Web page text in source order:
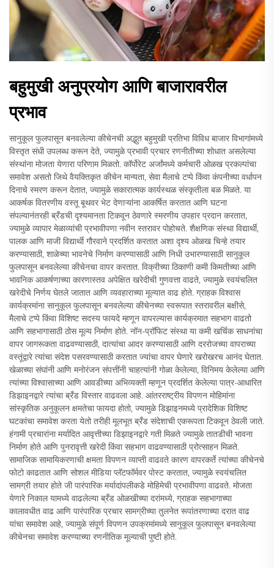
बहुमुखी अनुप्रयोग आणि बाजारावरील
प्रभाव
सानुकूल फुलपासून बनवलेल्या कीचेनची अद्भुत बहुमुखी प्रतिभा विविध बाजार विभागांमध्ये
विस्तृत संधी उपलब्ध करून देते, ज्यामुळे प्रभावी प्रचार रणनीतीच्या शोधात असलेल्या
संस्थांना मोजता येणारा परिणाम मिळतो. कॉर्पोरेट अर्जांमध्ये कर्मचारी ओळख प्रकल्पांचा
समावेश असतो जिथे वैयक्तिकृत कीचेन मान्यता, सेवा मैलाचे टप्पे किंवा कंपनीच्या वर्धापन
दिनाचे स्मरण करून देतात, ज्यामुळे सकारात्मक कार्यस्थळ संस्कृतीला बळ मिळते. या
आकर्षक वितरणीय वस्तू बूथवर भेट देणाऱ्यांना आकर्षित करतात आणि घटना
संपल्यानंतरही ब्रँडची दृश्यमानता टिकवून ठेवणारे स्मरणीय उपहार प्रदान करतात,
ज्यामुळे व्यापार मेळाव्यांची प्रभावीपणा नवीन स्तरावर पोहोचते. शैक्षणिक संस्था विद्यार्थी,
पालक आणि माजी विद्यार्थी गौरवाने प्रदर्शित करतात अशा दृश्य ओळख चिन्हे तयार
करण्यासाठी, शाळेच्या भावनेचे निर्माण करण्यासाठी आणि निधी उभारण्यासाठी सानुकूल
फुलपासून बनवलेल्या कीचेनचा वापर करतात. विक्रीच्या ठिकाणी कमी किमतीच्या आणि
भावनिक आकर्षणाच्या कारणास्तव अपेक्षित खरेदीची गुणवत्ता वाढते, ज्यामुळे स्वयंचलित
खरेदीचे निर्णय घेतले जातात आणि व्यवहाराच्या मूल्यात वाढ होते. ग्राहक विश्वास
कार्यक्रमांना सानुकूल फुलपासून बनवलेल्या कीचेनच्या स्वरूपात स्तरावरील बक्षीसे,
मैलाचे टप्पे किंवा विशिष्ट सदस्य फायदे म्हणून वापरल्यास कार्यक्रमात सहभाग वाढतो
आणि सहभागासाठी ठोस मूल्य निर्माण होते. नॉन-प्रॉफिट संस्था या कमी खर्चिक साधनांचा
वापर जागरूकता वाढवण्यासाठी, दात्यांचा आदर करण्यासाठी आणि दररोजच्या वापराच्या
वस्तूंद्वारे त्यांचा संदेश पसरवण्यासाठी करतात ज्यांचा वापर घेणारे खरोखरच आनंद घेतात.
खेळाच्या संघांनी आणि मनोरंजन संपत्तींनी चाहत्यांनी गोळा केलेल्या, विनिमय केलेल्या आणि
त्यांच्या विश्वासाच्या आणि आवडीच्या अभिव्यक्ती म्हणून प्रदर्शित केलेल्या पात्र-आधारित
डिझाइनद्वारे त्यांचा ब्रँड विस्तार वाढवला आहे. आंतरराष्ट्रीय विपणन मोहिमांना
सांस्कृतिक अनुकूलन क्षमतेचा फायदा होतो, ज्यामुळे डिझाइनमध्ये प्रादेशिक विशिष्ट
घटकांचा समावेश करता येतो तरीही मूलभूत ब्रँड संदेशाची एकरूपता टिकवून ठेवली जाते.
हंगामी प्रचारांना मर्यादित आवृत्तीच्या डिझाइनद्वारे गती मिळते ज्यामुळे तातडीची भावना
निर्माण होते आणि पुनरावृत्ती खरेदी किंवा सहभाग वाढवण्यासाठी प्रोत्साहन मिळते.
सामाजिक सामायिकरणाची क्षमता विपणन व्याप्ती वाढवते कारण वापरकर्ते त्यांच्या कीचेनचे
फोटो काढतात आणि सोशल मीडिया प्लॅटफॉर्मवर पोस्ट करतात, ज्यामुळे स्वयंचलित
सामग्री तयार होते जी पारंपारिक मर्यादांपलीकडे मोहिमेची प्रभावीपणा वाढवते. मोजता
येणारे निकाल यामध्ये वाढलेल्या ब्रँड ओळखीच्या दरांमध्ये, ग्राहक सहभागाच्या
कालावधीत वाढ आणि पारंपारिक प्रचार सामग्रीच्या तुलनेत रूपांतरणाच्या दरात वाढ
यांचा समावेश आहे, ज्यामुळे संपूर्ण विपणन उपक्रमांमध्ये सानुकूल फुलपासून बनवलेल्या
कीचेनचा समावेश करण्याच्या रणनीतिक मूल्याची पुष्टी होते.